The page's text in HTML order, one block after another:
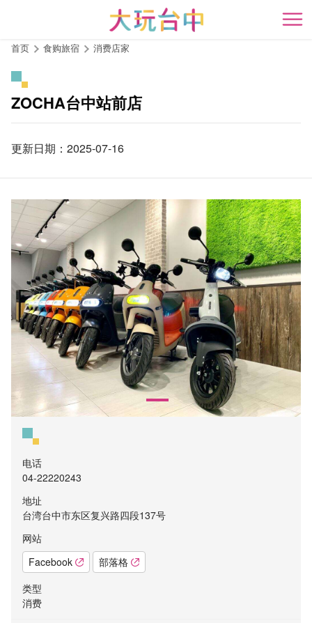
开
首页 食购旅宿 消费店家
ZOCHA台中站前店
更新日期：2025-07-16
电话
04-22220243
地址
台湾台中市东区复兴路四段137号
网站
Facebook
部落格
类型
消费